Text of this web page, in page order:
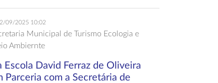
09/2025 10:02
Municipal de Turismo Ecologia e
Ambiernte
Escola David Ferraz de Oliveira
Parceria com a Secretária de